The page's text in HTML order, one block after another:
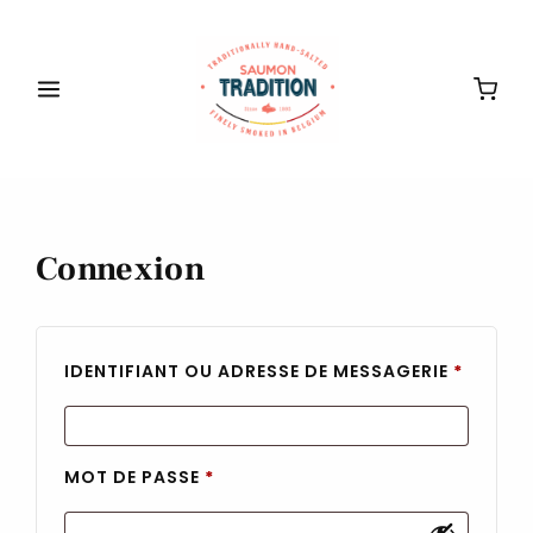
Connexion
IDENTIFIANT OU ADRESSE DE MESSAGERIE *
MOT DE PASSE *